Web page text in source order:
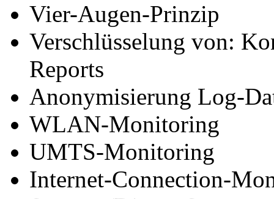
Vier-Augen-Prinzip
Verschlüsselung von:
Reports
Anonymisierung Log-
WLAN-Monitoring
UMTS-Monitoring
Internet-Connection-